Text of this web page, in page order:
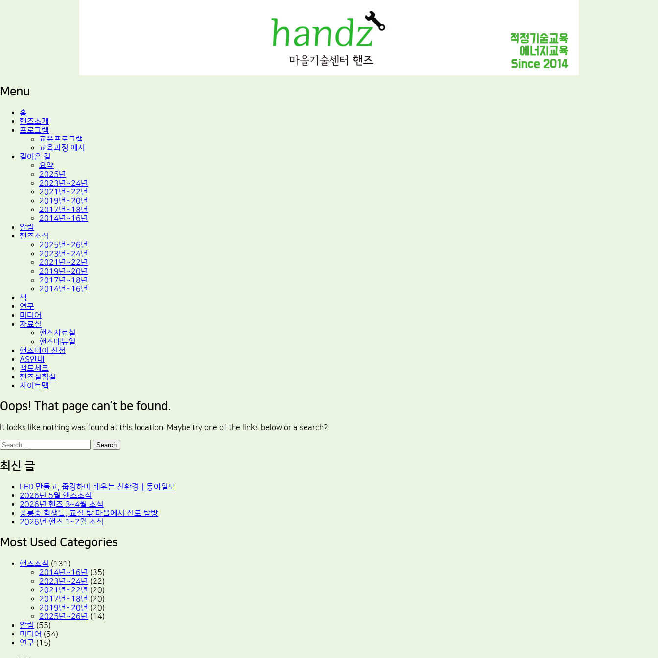
Menu
Skip
content
홈
핸즈소개
프로그램
교육프로그램
교육과정 예시
걸어온 길
요약
2025년
2023년~24년
2021년~22년
2019년~20년
2017년~18년
2014년~16년
알림
핸즈소식
2025년~26년
2023년~24년
2021년~22년
2019년~20년
2017년~18년
2014년~16년
책
연구
미디어
자료실
핸즈자료실
핸즈매뉴얼
핸즈데이 신청
AS안내
팩트체크
핸즈실험실
사이트맵
Oops! That page can’t be found.
It looks like nothing was found at this location. Maybe try one of the links below or a search?
Search
최신 글
LED 만들고, 줍깅하며 배우는 친환경｜동아일보
2026년 5월 핸즈소식
2026년 핸즈 3~4월 소식
공릉중 학생들, 교실 밖 마을에서 진로 탐방
2026년 핸즈 1~2월 소식
Most Used Categories
핸즈소식 (131)
2014년~16년 (35)
2023년~24년 (22)
2021년~22년 (20)
2017년~18년 (20)
2019년~20년 (20)
2025년~26년 (14)
알림 (55)
미디어 (54)
연구 (15)